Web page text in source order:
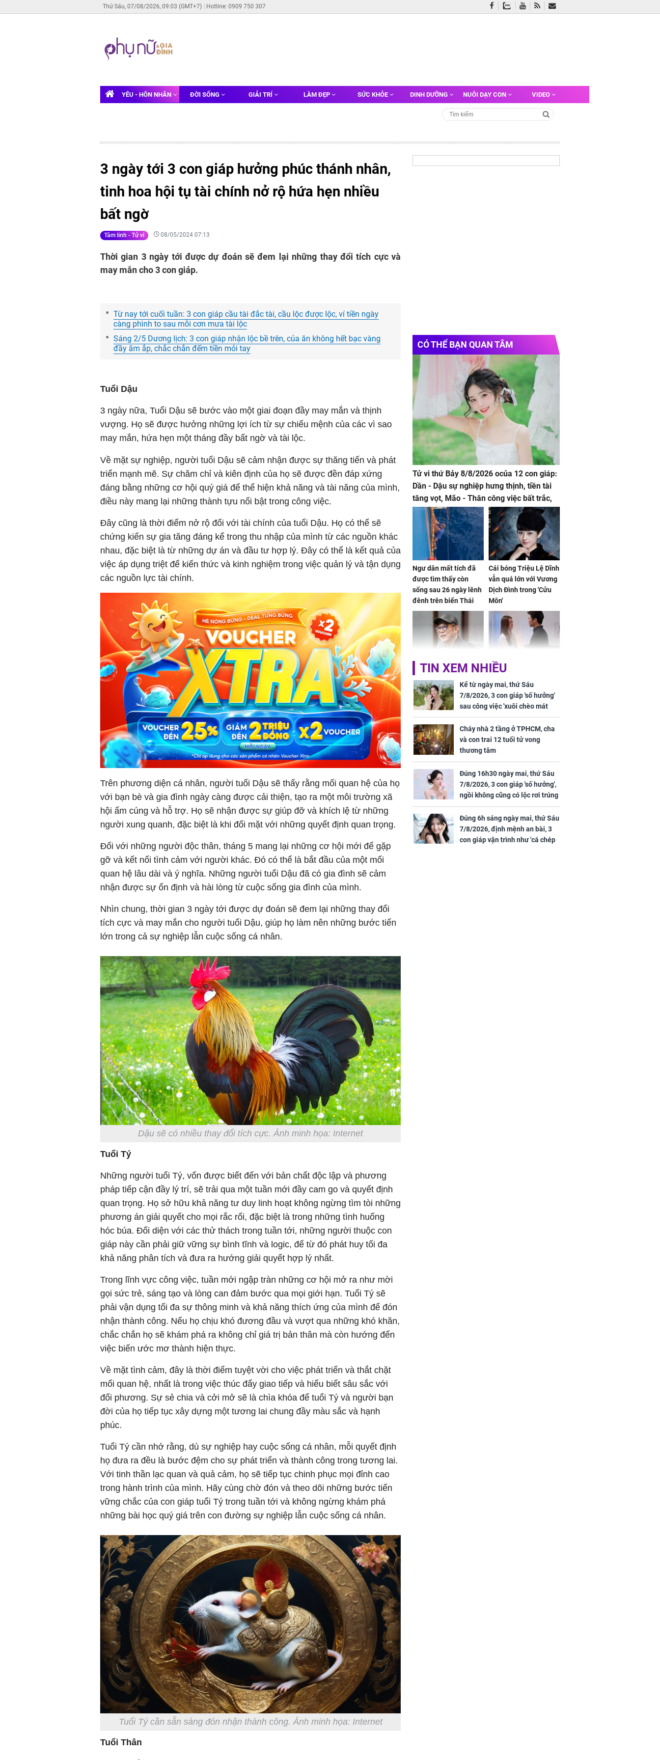
Thứ Sáu, 07/08/2026, 09:03 (GMT+7) Hotline: 0909 750 307
YÊU - HÔN NHÂN ĐỜI SỐNG GIẢI TRÍ LÀM ĐẸP SỨC KHỎE DINH DƯỠNG NUÔI DẠY CON VIDEO
3 ngày tới 3 con giáp hưởng phúc thánh nhân,
tinh hoa hội tụ tài chính nở rộ hứa hẹn nhiều
bất ngờ
Tâm linh - Tử vi 08/05/2024 07:13
Thời gian 3 ngày tới được dự đoán sẽ đem lại những thay đổi tích cực và
may mắn cho 3 con giáp.
Từ nay tới cuối tuần: 3 con giáp cầu tài đắc tài, cầu lộc được lộc, ví tiền ngày
càng phình to sau mỗi cơn mưa tài lộc
Sáng 2/5 Dương lịch: 3 con giáp nhận lộc bề trên, của ăn không hết bạc vàng
đầy ăm ắp, chắc chắn đếm tiền mỏi tay
Tuổi Dậu
3 ngày nữa, Tuổi Dậu sẽ bước vào một giai đoạn đầy may mắn và thịnh
vượng. Họ sẽ được hưởng những lợi ích từ sự chiếu mệnh của các vì sao
may mắn, hứa hẹn một tháng đầy bất ngờ và tài lộc.
Về mặt sự nghiệp, người tuổi Dậu sẽ cảm nhận được sự thăng tiến và phát
triển mạnh mẽ. Sự chăm chỉ và kiên định của họ sẽ được đền đáp xứng
đáng bằng những cơ hội quý giá để thể hiện khả năng và tài năng của mình,
điều này mang lại những thành tựu nổi bật trong công việc.
Đây cũng là thời điểm nở rộ đối với tài chính của tuổi Dậu. Họ có thể sẽ
chứng kiến sự gia tăng đáng kể trong thu nhập của mình từ các nguồn khác
nhau, đặc biệt là từ những dự án và đầu tư hợp lý. Đây có thể là kết quả của
việc áp dụng triệt để kiến thức và kinh nghiệm trong việc quản lý và tận dụng
các nguồn lực tài chính.
Trên phương diện cá nhân, người tuổi Dậu sẽ thấy rằng mối quan hệ của họ
với bạn bè và gia đình ngày càng được cải thiện, tạo ra một môi trường xã
hội ấm cúng và hỗ trợ. Họ sẽ nhận được sự giúp đỡ và khích lệ từ những
người xung quanh, đặc biệt là khi đối mặt với những quyết định quan trọng.
Đối với những người độc thân, tháng 5 mang lại những cơ hội mới để gặp
gỡ và kết nối tình cảm với người khác. Đó có thể là bắt đầu của một mối
quan hệ lâu dài và ý nghĩa. Những người tuổi Dậu đã có gia đình sẽ cảm
nhận được sự ổn định và hài lòng từ cuộc sống gia đình của mình.
Nhìn chung, thời gian 3 ngày tới được dự đoán sẽ đem lại những thay đổi
tích cực và may mắn cho người tuổi Dậu, giúp họ làm nên những bước tiến
lớn trong cả sự nghiệp lẫn cuộc sống cá nhân.
Dậu sẽ có nhiều thay đổi tích cực. Ảnh minh họa: Internet
Tuổi Tý
Những người tuổi Tý, vốn được biết đến với bản chất độc lập và phương
pháp tiếp cận đầy lý trí, sẽ trải qua một tuần mới đầy cam go và quyết định
quan trọng. Họ sở hữu khả năng tư duy linh hoạt không ngừng tìm tòi những
phương án giải quyết cho mọi rắc rối, đặc biệt là trong những tình huống
hóc búa. Đối diện với các thử thách trong tuần tới, những người thuộc con
giáp này cần phải giữ vững sự bình tĩnh và logic, để từ đó phát huy tối đa
khả năng phân tích và đưa ra hướng giải quyết hợp lý nhất.
Trong lĩnh vực công việc, tuần mới ngập tràn những cơ hội mở ra như mời
gọi sức trẻ, sáng tạo và lòng can đảm bước qua mọi giới hạn. Tuổi Tý sẽ
phải vận dụng tối đa sự thông minh và khả năng thích ứng của mình để đón
nhận thành công. Nếu họ chịu khó đương đầu và vượt qua những khó khăn,
chắc chắn họ sẽ khám phá ra không chỉ giá trị bản thân mà còn hướng đến
việc biến ước mơ thành hiện thực.
Về mặt tình cảm, đây là thời điểm tuyệt vời cho việc phát triển và thắt chặt
mối quan hệ, nhất là trong việc thúc đẩy giao tiếp và hiểu biết sâu sắc với
đối phương. Sự sẻ chia và cởi mở sẽ là chìa khóa để tuổi Tý và người bạn
đời của họ tiếp tục xây dựng một tương lai chung đầy màu sắc và hạnh
phúc.
Tuổi Tý cần nhớ rằng, dù sự nghiệp hay cuộc sống cá nhân, mỗi quyết định
họ đưa ra đều là bước đệm cho sự phát triển và thành công trong tương lai.
Với tinh thần lạc quan và quả cảm, họ sẽ tiếp tục chinh phục mọi đỉnh cao
trong hành trình của mình. Hãy cùng chờ đón và theo dõi những bước tiến
vững chắc của con giáp tuổi Tý trong tuần tới và không ngừng khám phá
những bài học quý giá trên con đường sự nghiệp lẫn cuộc sống cá nhân.
Tuổi Tý cần sẵn sàng đón nhận thành công. Ảnh minh họa: Internet
Tuổi Thân
CÓ THỂ BẠN QUAN TÂM
Tử vi thứ Bảy 8/8/2026 ocủa 12 con giáp:
Dần - Dậu sự nghiệp hưng thịnh, tiền tài
tăng vọt, Mão - Thân công việc bất trắc,
tiền mất tật mang
Ngư dân mất tích đã
được tìm thấy còn
sống sau 26 ngày lênh
đênh trên biển Thái
Bình Dương
Cái bóng Triệu Lệ Dĩnh
vẫn quá lớn với Vương
Dịch Đình trong 'Cửu
Môn'
Lý Liên Kiệt lên tiếng
sau tin đồn thay tim,
cởi áo chứng minh sức
khỏe
Cô gái bị ép đi xem
mắt, nhưng vừa thấy
đối tượng mai mối thì
đỏ mặt ‘đứng hình’
không đồng hành cùng
Châu Tinh Trì, Địch Lệ
Nhiệt Ba quảng bá
TIN XEM NHIỀU
Kể từ ngày mai, thứ Sáu
7/8/2026, 3 con giáp 'số hưởng'
sau công việc 'xuôi chèo mát
mái', tiền tài 'thu về như nước',
tình duyên viên mãn
Cháy nhà 2 tầng ở TPHCM, cha
và con trai 12 tuổi tử vong
thương tâm
Đúng 16h30 ngày mai, thứ Sáu
7/8/2026, 3 con giáp 'số hưởng',
ngồi không cũng có lộc rơi trúng
đầu, vừa tránh được họa vừa có
tiền vàng
Đúng 6h sáng ngày mai, thứ Sáu
7/8/2026, định mệnh an bài, 3
con giáp vận trình như 'cá chép